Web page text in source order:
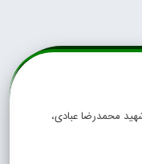
محمدرضا عبادی،